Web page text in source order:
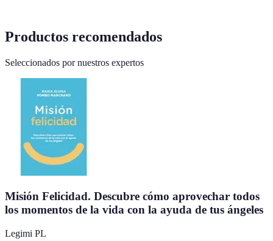
Productos recomendados
Seleccionados por nuestros expertos
Misión Felicidad. Descubre cómo aprovechar todos
los momentos de la vida con la ayuda de tus ángeles
Legimi PL